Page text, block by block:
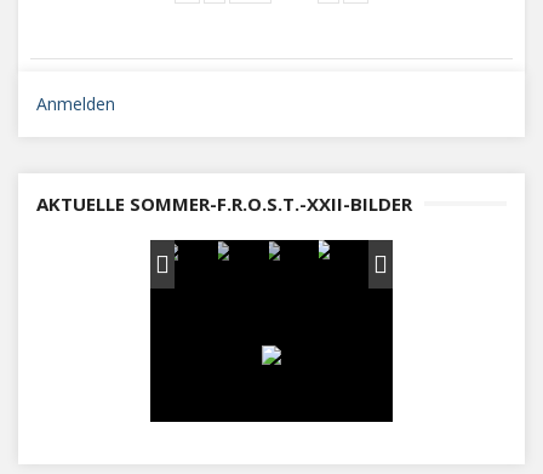
Anmelden
AKTUELLE SOMMER-F.R.O.S.T.-XXII-BILDER